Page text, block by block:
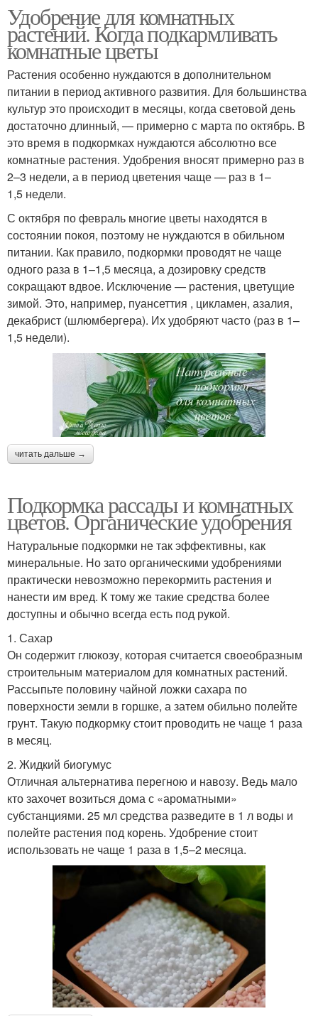
Удобрение для комнатных
растений. Когда подкармливать
комнатные цветы
Растения особенно нуждаются в дополнительном
питании в период активного развития. Для большинства
культур это происходит в месяцы, когда световой день
достаточно длинный, — примерно с марта по октябрь. В
это время в подкормках нуждаются абсолютно все
комнатные растения. Удобрения вносят примерно раз в
2–3 недели, а в период цветения чаще — раз в 1–
1,5 недели.
С октября по февраль многие цветы находятся в
состоянии покоя, поэтому не нуждаются в обильном
питании. Как правило, подкормки проводят не чаще
одного раза в 1–1,5 месяца, а дозировку средств
сокращают вдвое. Исключение — растения, цветущие
зимой. Это, например, пуансеттия , цикламен, азалия,
декабрист (шлюмбергера). Их удобряют часто (раз в 1–
1,5 недели).
читать дальше →
Подкормка рассады и комнатных
цветов. Органические удобрения
Натуральные подкормки не так эффективны, как
минеральные. Но зато органическими удобрениями
практически невозможно перекормить растения и
нанести им вред. К тому же такие средства более
доступны и обычно всегда есть под рукой.
1. Сахар
Он содержит глюкозу, которая считается своеобразным
строительным материалом для комнатных растений.
Рассыпьте половину чайной ложки сахара по
поверхности земли в горшке, а затем обильно полейте
грунт. Такую подкормку стоит проводить не чаще 1 раза
в месяц.
2. Жидкий биогумус
Отличная альтернатива перегною и навозу. Ведь мало
кто захочет возиться дома с «ароматными»
субстанциями. 25 мл средства разведите в 1 л воды и
полейте растения под корень. Удобрение стоит
использовать не чаще 1 раза в 1,5–2 месяца.